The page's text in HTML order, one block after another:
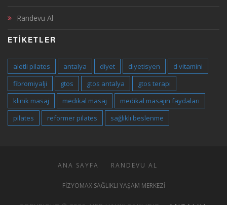
Randevu Al
ETIKETLER
aletli pilates antalya diyet diyetisyen
d vitamini
fibromiyalji
gtos gtos antalya
gtos terapi
klinik masaj
medikal masaj
medikal masajın faydaları
pilates
reformer pilates sağlıklı beslenme
ANA SAYFA RANDEVU AL
FIZYOMAX SAĞLIKLI YAŞAM MERKEZI